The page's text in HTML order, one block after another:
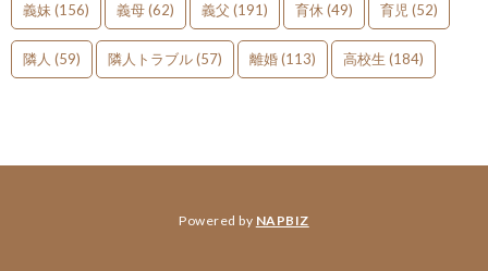
義妹 (156) 義母(62) 義父 (191) 育休 (49) 育児 (52)
隣人 (59) 隣人トラブル(57) 離婚(113) 高校生 (184)
Powered by NAPBIZ